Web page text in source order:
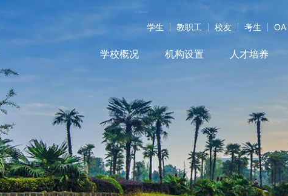
学生 教职工 校友 考生 OA
学校概况 机构设置 人才培养